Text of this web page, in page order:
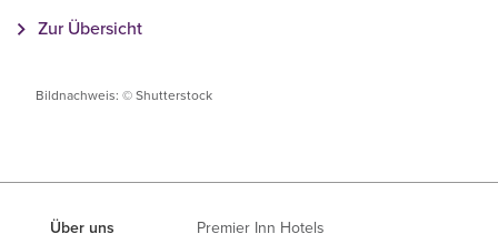
Zur Übersicht
Bildnachweis: © Shutterstock
Über uns Premier Inn Hotels